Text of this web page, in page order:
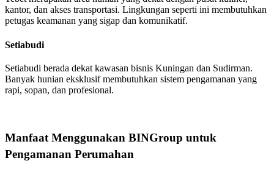
kantor, dan akses transportasi. Lingkungan seperti ini membutuhkan
petugas keamanan yang sigap dan komunikatif.
Setiabudi
Setiabudi berada dekat kawasan bisnis Kuningan dan Sudirman.
Banyak hunian eksklusif membutuhkan sistem pengamanan yang
rapi, sopan, dan profesional.
Manfaat Menggunakan BINGroup untuk
Pengamanan Perumahan